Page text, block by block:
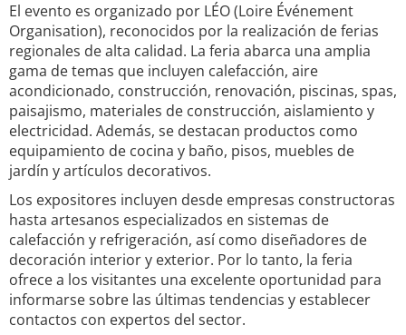
El evento es organizado por LÉO (Loire Événement
Organisation), reconocidos por la realización de ferias
regionales de alta calidad. La feria abarca una amplia
gama de temas que incluyen calefacción, aire
acondicionado, construcción, renovación, piscinas, spas,
paisajismo, materiales de construcción, aislamiento y
electricidad. Además, se destacan productos como
equipamiento de cocina y baño, pisos, muebles de
jardín y artículos decorativos.
Los expositores incluyen desde empresas constructoras
hasta artesanos especializados en sistemas de
calefacción y refrigeración, así como diseñadores de
decoración interior y exterior. Por lo tanto, la feria
ofrece a los visitantes una excelente oportunidad para
informarse sobre las últimas tendencias y establecer
contactos con expertos del sector.